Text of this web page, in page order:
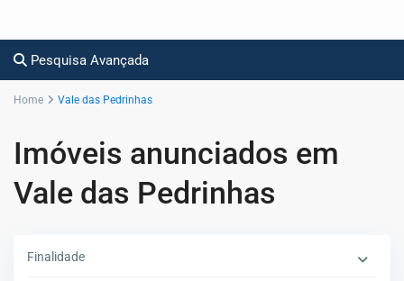
Pesquisa Avançada
Home Vale das Pedrinhas
Imóveis anunciados em
Vale das Pedrinhas
Finalidade